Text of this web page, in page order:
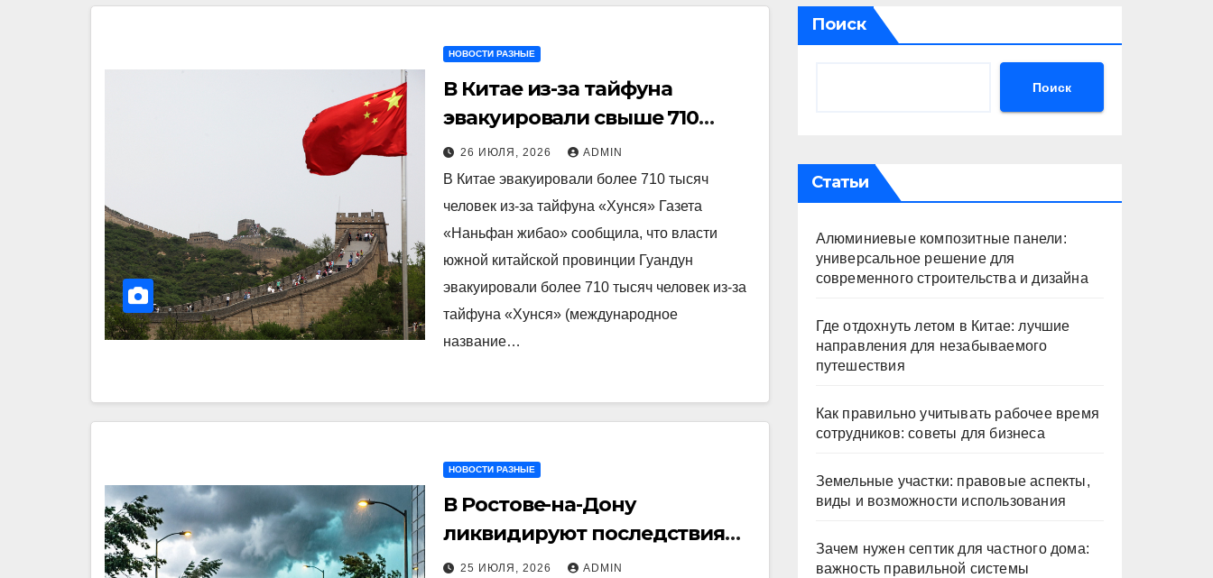
НОВОСТИ РАЗНЫЕ
В Китае из-за тайфуна
эвакуировали свыше 710
тысяч человек
26 ИЮЛЯ, 2026 ADMIN
В Китае эвакуировали более 710 тысяч
человек из-за тайфуна «Хунся» Газета
«Наньфан жибао» сообщила, что власти
южной китайской провинции Гуандун
эвакуировали более 710 тысяч человек из-за
тайфуна «Хунся» (международное
название…
НОВОСТИ РАЗНЫЕ
В Ростове-на-Дону
ликвидируют последствия
разгула стихии: повалены
25 ИЮЛЯ, 2026 ADMIN
Поиск
Поиск
Статьи
Алюминиевые композитные панели:
универсальное решение для
современного строительства и дизайна
Где отдохнуть летом в Китае: лучшие
направления для незабываемого
путешествия
Как правильно учитывать рабочее время
сотрудников: советы для бизнеса
Земельные участки: правовые аспекты,
виды и возможности использования
Зачем нужен септик для частного дома:
важность правильной системы